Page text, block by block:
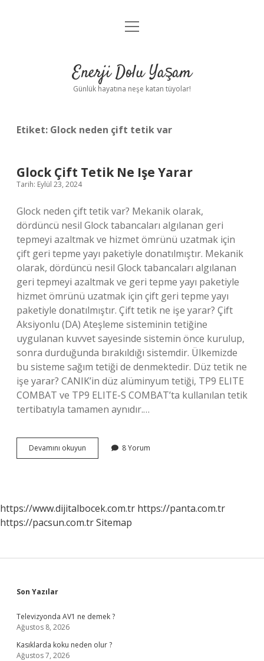
Anasayfa
Yasal Uyarı
menüyü
Enerji Dolu Yaşam
Günlük hayatına neşe katan tüyolar!
Etiket: Glock neden çift tetik var
Glock Çift Tetik Ne Işe Yarar
Tarih: Eylül 23, 2024
Glock neden çift tetik var? Mekanik olarak,
dördüncü nesil Glock tabancaları algılanan geri
tepmeyi azaltmak ve hizmet ömrünü uzatmak için
çift geri tepme yayı paketiyle donatılmıştır. Mekanik
olarak, dördüncü nesil Glock tabancaları algılanan
geri tepmeyi azaltmak ve geri tepme yayı paketiyle
hizmet ömrünü uzatmak için çift geri tepme yayı
paketiyle donatılmıştır. Çift tetik ne işe yarar? Çift
Aksiyonlu (DA) Ateşleme sisteminin tetiğine
uygulanan kuvvet sayesinde sistemin önce kurulup,
sonra durduğunda bırakıldığı sistemdir. Ülkemizde
bu sisteme sağım tetiği de denmektedir. Düz tetik ne
işe yarar? CANIK’in düz alüminyum tetiği, TP9 ELITE
COMBAT ve TP9 ELITE-S COMBAT’ta kullanılan tetik
tertibatıyla tamamen aynıdır.…
Devamını okuyun
Çift
8 Yorum
https://www.dijitalbocek.com.tr https://panta.com.tr
https://pacsun.com.trSitemap
Sidebar
Son Yazılar
Televizyonda AV1 ne demek ?
Ağustos 8, 2026
Kasıklarda koku neden olur ?
Ağustos 7, 2026